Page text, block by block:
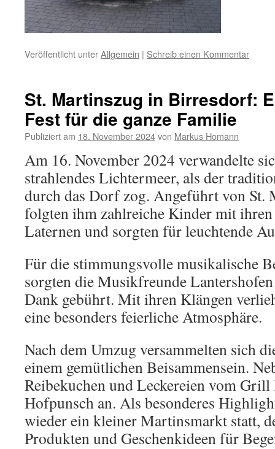
Veröffentlicht unterAllgemein | Schreib einen Kommentar
St. Martinszug in Birresdorf:
Fest für die ganze Familie
Publiziert am 18. November 2024von Markus Homann
Am 16. November 2024 verwandelte
strahlendes Lichtermeer, als der
durch das Dorf zog. Angeführt von St.
folgten ihm zahlreiche Kinder mit
Laternen und sorgten für leuchtende
Für die stimmungsvolle musikalische
sorgten die Musikfreunde
Dank gebührt. Mit ihren Klängen
eine besonders feierliche Atmosphäre.
Nach dem Umzug versammelten sich
einem gemütlichen Beisammensein.
Reibekuchen und Leckereien vom
Hofpunsch an. Als besonderes
wieder ein kleiner Martinsmarkt statt,
Produkten und Geschenkideen für